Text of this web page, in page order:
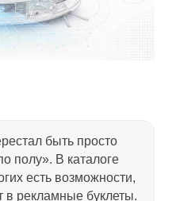
быть просто
полу». В каталоге
есть возможности,
в рекламные буклеты.